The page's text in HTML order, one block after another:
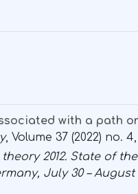
with a path
, Volume 37 (2022) no.
theory 2012. State of
July 30 – August